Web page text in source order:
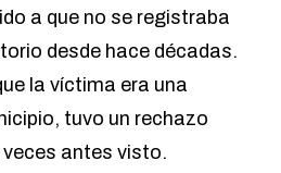
a que no se registraba
desde hace décadas.
la víctima era una
tuvo un rechazo
antes visto.